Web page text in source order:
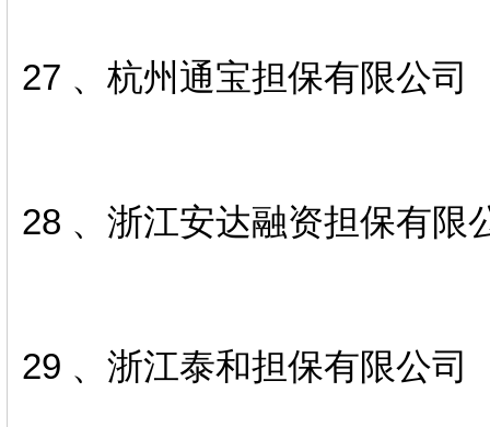
27 、杭州通宝担保有限公司
28 、浙江安达融资担保有限
29 、浙江泰和担保有限公司